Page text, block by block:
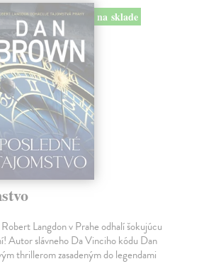
na sklade
Langdon v Prahe odhalí šokujúcu
Autor slávneho Da Vinciho kódu Dan
thrillerom zasadeným do legendami